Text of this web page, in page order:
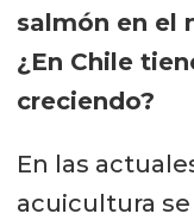
salmón en el
¿En Chile
creciendo?
En las
acuicultura